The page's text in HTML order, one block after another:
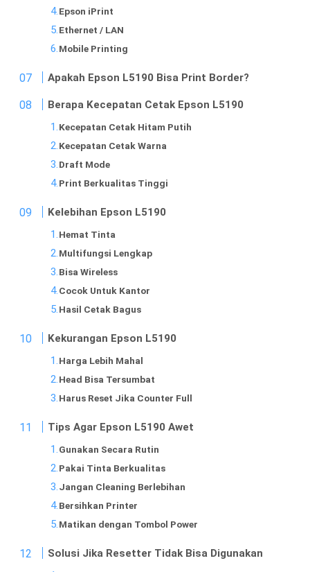
Epson iPrint
Ethernet / LAN
Mobile Printing
Apakah Epson L5190 Bisa Print Border?
Berapa Kecepatan Cetak Epson L5190
Kecepatan Cetak Hitam Putih
Kecepatan Cetak Warna
Draft Mode
Print Berkualitas Tinggi
Kelebihan Epson L5190
Hemat Tinta
Multifungsi Lengkap
Bisa Wireless
Cocok Untuk Kantor
Hasil Cetak Bagus
Kekurangan Epson L5190
Harga Lebih Mahal
Head Bisa Tersumbat
Harus Reset Jika Counter Full
Tips Agar Epson L5190 Awet
Gunakan Secara Rutin
Pakai Tinta Berkualitas
Jangan Cleaning Berlebihan
Bersihkan Printer
Matikan dengan Tombol Power
Solusi Jika Resetter Tidak Bisa Digunakan